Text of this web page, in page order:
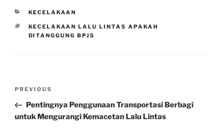
CATEGORIES
KECELAKAAN
TAGS
KECELAKAAN LALU LINTAS APAKAH
DITANGGUNG BPJS
Previous
Post
PREVIOUS
Pentingnya Penggunaan Transportasi Berbagi
untuk Mengurangi Kemacetan Lalu Lintas